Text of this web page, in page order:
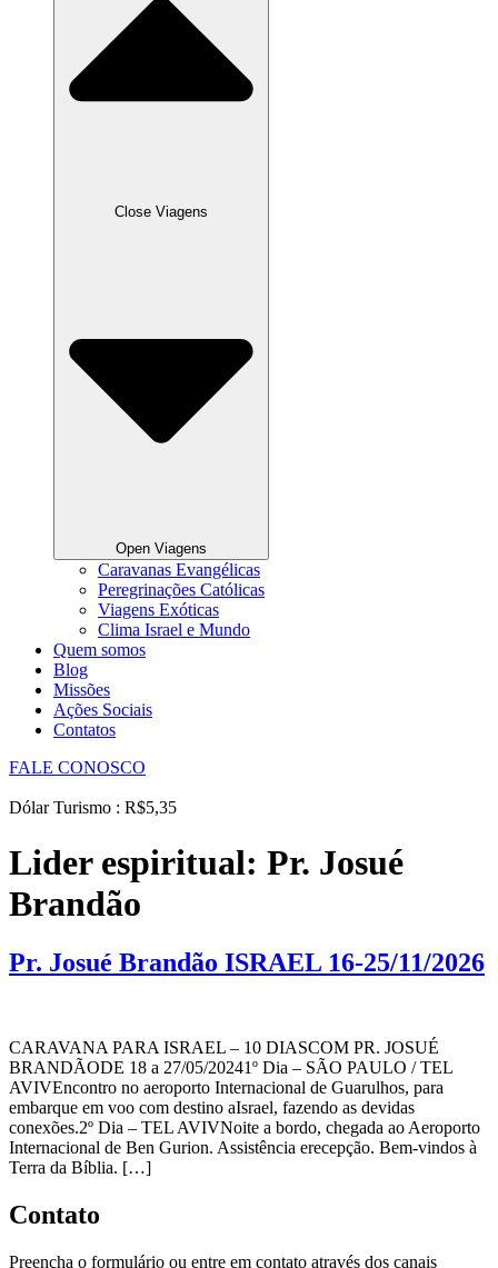
Close Viagens
Open Viagens
Caravanas Evangélicas
Peregrinações Católicas
Viagens Exóticas
Clima Israel e Mundo
Quem somos
Blog
Missões
Ações Sociais
Contatos
FALE CONOSCO
Dólar Turismo : R$5,35
Lider espiritual: Pr. Josué
Brandão
Pr. Josué Brandão ISRAEL 16-25/11/2026
CARAVANA PARA ISRAEL – 10 DIASCOM PR. JOSUÉ
BRANDÃODE 18 a 27/05/20241º Dia – SÃO PAULO / TEL
AVIVEncontro no aeroporto Internacional de Guarulhos, para
embarque em voo com destino aIsrael, fazendo as devidas
conexões.2º Dia – TEL AVIVNoite a bordo, chegada ao Aeroporto
Internacional de Ben Gurion. Assistência erecepção. Bem-vindos à
Terra da Bíblia. […]
Contato
Preencha o formulário ou entre em contato através dos canais